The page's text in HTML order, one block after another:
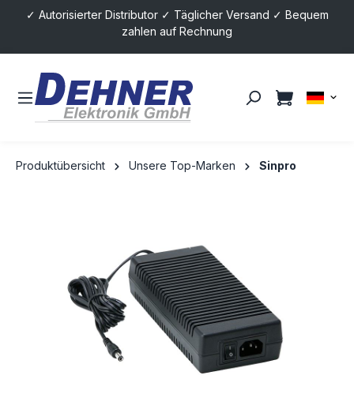
springen
✓ Autorisierter Distributor ✓ Täglicher Versand ✓ Bequem
zahlen auf Rechnung
Produktübersicht Unsere Top-Marken Sinpro